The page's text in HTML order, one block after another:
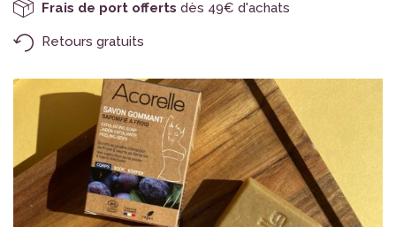
Frais de port offerts dès 49€ d'achats
Retours gratuits